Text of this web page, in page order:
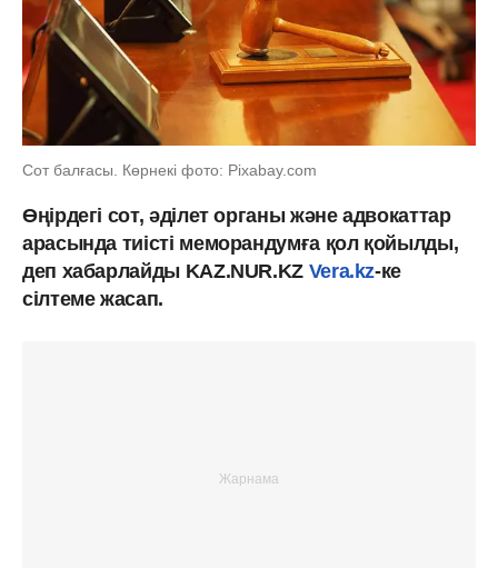
Сот балғасы. Көрнекі фото: Рixabay.com
Өңірдегі сот, әділет органы және адвокаттар
арасында тиісті меморандумға қол қойылды,
деп хабарлайды KAZ.NUR.KZ Vera.kz-ке
сілтеме жасап.